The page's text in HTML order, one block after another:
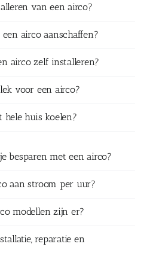
van een airco?
airco aanschaffen?
airco zelf installeren?
voor een airco?
hele huis koelen?
besparen met een airco?
aan stroom per uur?
modellen zijn er?
reparatie en